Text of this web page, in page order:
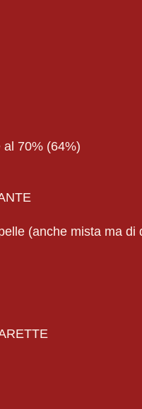
al 70% (64%)
(anche mista ma di